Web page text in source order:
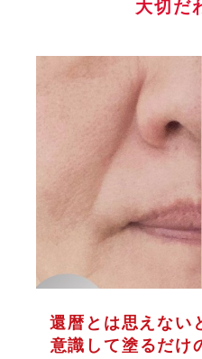
大切だ
還暦とは思えない
意識して塗るだけ